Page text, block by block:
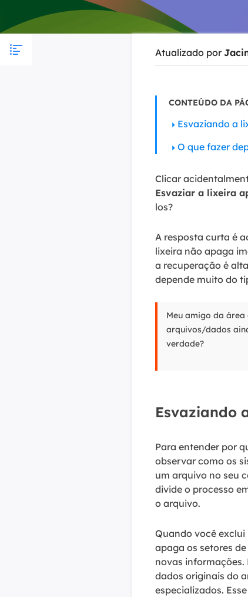
Atualizado por
CONTEÚDO DA
Esvaziando a
O que fazer
Clicar
Esvaziar a lixeira
los?
A resposta curta é
lixeira não apaga
a recuperação é
depende muito do
Meu amigo da
arquivos/dados
verdade?
Esvaziando
Para entender por
observar como os
um arquivo no seu
divide o processo
o arquivo.
Quando você
apaga os setores
novas informações.
dados originais do
especializados.